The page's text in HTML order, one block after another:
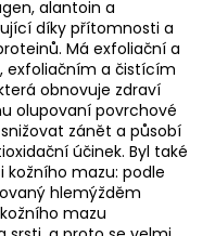
alantoin a
díky přítomnosti a
Má exfoliační a
exfoliačním a čistícím
obnovuje zdraví
olupovaní povrchové
zánět a působí
účinek. Byl také
kožního mazu: podle
hlemýžděm
mazu